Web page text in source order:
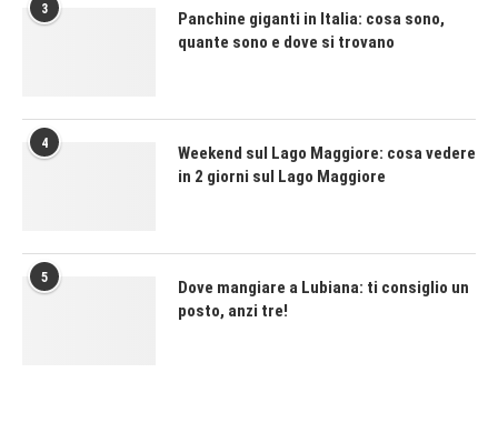
3
Panchine giganti in Italia: cosa sono,
quante sono e dove si trovano
4
Weekend sul Lago Maggiore: cosa vedere
in 2 giorni sul Lago Maggiore
5
Dove mangiare a Lubiana: ti consiglio un
posto, anzi tre!